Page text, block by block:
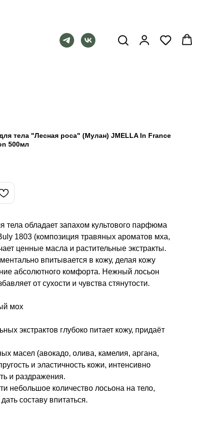
тела "Лесная роса" (Мулан) JMELLA In France
500мл
тела обладает запахом культового парфюма
1803 (композиция травяных ароматов мха,
ценные масла и растительные экстракты.
впитывается в кожу, делая кожу
абсолютного комфорта. Нежный лосьон
от сухости и чувства стянутости.
мох
экстрактов глубоко питает кожу, придаёт
масел (авокадо, олива, камелия, аргана,
и эластичность кожи, интенсивно
и раздражения.
небольшое количество лосьона на тело,
составу впитаться.